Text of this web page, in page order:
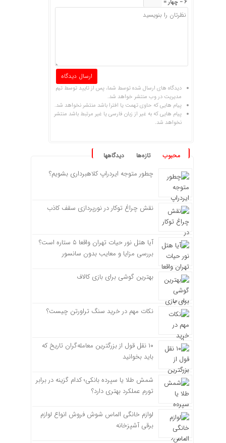
6 − چهار =
دیدگاه های ارسال شده توسط شما، پس از تایید توسط تیم
مدیریت در وب منتشر خواهد شد.
پیام هایی که حاوی تهمت یا افترا باشد منتشر نخواهد شد.
پیام هایی که به غیر از زبان فارسی یا غیر مرتبط باشد منتشر
نخواهد شد.
محبوب تازه‌ها دیدگاهها
چطور متوجه ایردراپ کلاهبرداری بشویم؟
نقش چراغ توکار در نورپردازی سقف کاذب
آیا هتل نور حیات تهران واقعا ۵ ستاره است؟
بررسی مزایا و معایب بدون سانسور
بهترین گوشی برای بازی کالاف
نکات مهم در خرید سنگ تراورتن چیست؟
۱۰ نقل قول از بزرگترین معامله‌گران تاریخ که
باید بخوانید
شمش طلا یا سپرده بانکی؛ کدام گزینه در برابر
تورم عملکرد بهتری دارد؟
لوازم خانگی الماس شوش فروش انواع لوازم
برقی آشپزخانه